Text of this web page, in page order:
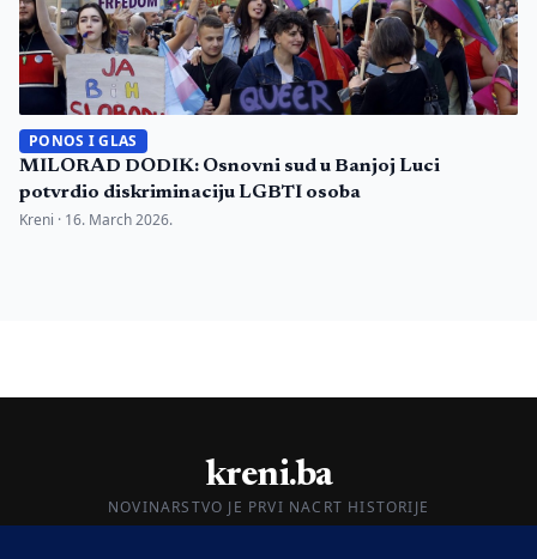
PONOS I GLAS
MILORAD DODIK: Osnovni sud u Banjoj Luci
potvrdio diskriminaciju LGBTI osoba
Kreni · 16. March 2026.
kreni.ba
NOVINARSTVO JE PRVI NACRT HISTORIJE